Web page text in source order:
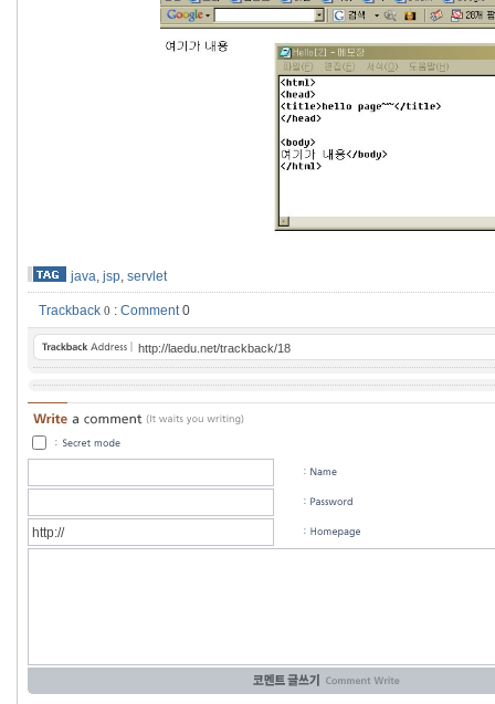
java, jsp, servlet
Trackback 0 : Comment0
http://laedu.net/trackback/18